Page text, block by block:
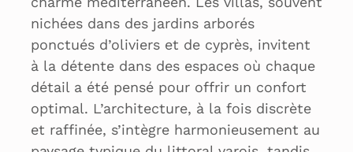
nichées dans des jardins arborés
ponctués d’oliviers et de cyprès, invitent
à la détente dans des espaces où chaque
détail a été pensé pour offrir un confort
optimal. L’architecture, à la fois discrète
et raffinée, s’intègre harmonieusement au